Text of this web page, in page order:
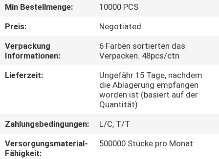
FABRIK
TOUR
QUALITÄTSKONTROLLE
NACHRICHTEN
ALLE
Min Bestellmenge:
10000 PCS
Preis:
Negotiated
Verpackung
Informationen:
6 Farben sortierten das
Verpacken. 48pcs/ctn
Lieferzeit:
Ungefähr 15 Tage, nachdem
die Ablagerung empfangen
worden ist (basiert auf der
Quantität)
Zahlungsbedingungen:
L/C, T/T
Versorgungsmaterial-
Fähigkeit:
500000 Stücke pro Monat